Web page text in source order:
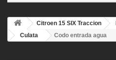
Citroen 15 SIX Traccion
Culata
Codo entrada agua